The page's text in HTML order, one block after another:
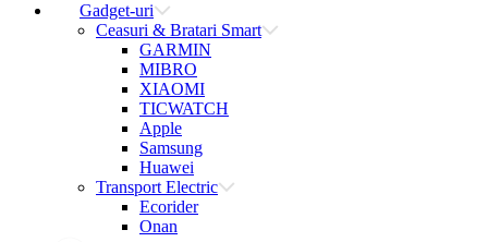
Gadget-uri
Ceasuri & Bratari Smart
GARMIN
MIBRO
XIAOMI
TICWATCH
Apple
Samsung
Huawei
Transport Electric
Ecorider
Onan